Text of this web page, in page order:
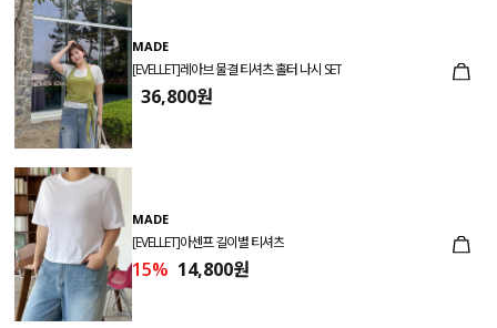
MADE
[EVELLET]레아브 물결 티셔츠 홀터 나시 SET
36,800원
MADE
[EVELLET]아센프 길이별 티셔츠
15% 14,800원